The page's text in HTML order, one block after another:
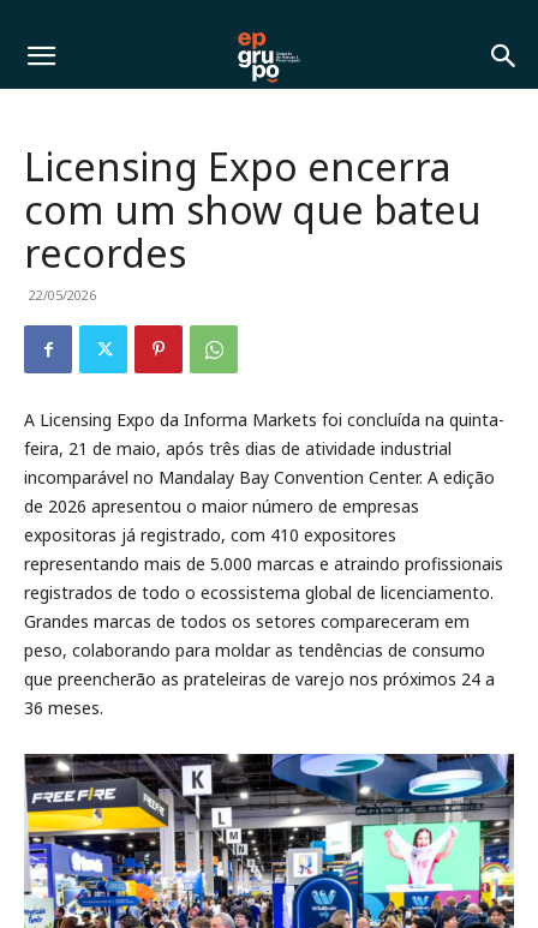
Licensing Expo encerra
com um show que bateu
recordes
22/05/2026
A Licensing Expo da Informa Markets foi concluída na quinta-
feira, 21 de maio, após três dias de atividade industrial
incomparável no Mandalay Bay Convention Center. A edição
de 2026 apresentou o maior número de empresas
expositoras já registrado, com 410 expositores
representando mais de 5.000 marcas e atraindo profissionais
registrados de todo o ecossistema global de licenciamento.
Grandes marcas de todos os setores compareceram em
peso, colaborando para moldar as tendências de consumo
que preencherão as prateleiras de varejo nos próximos 24 a
36 meses.